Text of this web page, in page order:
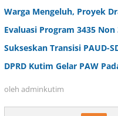
Warga Mengeluh, Proyek
Evaluasi Program 3435
Sukseskan Transisi PAUD-
DPRD Kutim Gelar PAW
oleh adminkutim